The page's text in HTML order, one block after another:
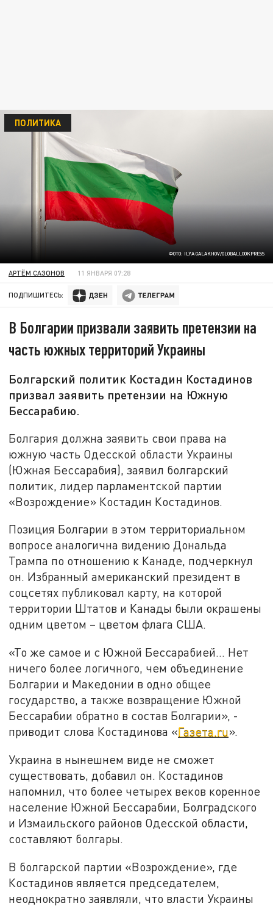
ФОТО: ILYA GALAKHOV/GLOBALLOOKPRESS
ПОЛИТИКА
АРТЁМ САЗОНОВ 11 ЯНВАРЯ 07:28
ПОДПИШИТЕСЬ:
В Болгарии призвали заявить претензии на
часть южных территорий Украины
Болгарский политик Костадин Костадинов
призвал заявить претензии на Южную
Бессарабию.
Болгария должна заявить свои права на
южную часть Одесской области Украины
(Южная Бессарабия), заявил болгарский
политик, лидер парламентской партии
«Возрождение» Костадин Костадинов.
Позиция Болгарии в этом территориальном
вопросе аналогична видению Дональда
Трампа по отношению к Канаде, подчеркнул
он. Избранный американский президент в
соцсетях публиковал карту, на которой
территории Штатов и Канады были окрашены
одним цветом – цветом флага США.
«То же самое и с Южной Бессарабией... Нет
ничего более логичного, чем объединение
Болгарии и Македонии в одно общее
государство, а также возвращение Южной
Бессарабии обратно в состав Болгарии», -
приводит слова Костадинова «Газета.ru».
Украина в нынешнем виде не сможет
существовать, добавил он. Костадинов
напомнил, что более четырех веков коренное
население Южной Бессарабии, Болградского
и Измаильского районов Одесской области,
составляют болгары.
В болгарской партии «Возрождение», где
Костадинов является председателем,
неоднократно заявляли, что власти Украины